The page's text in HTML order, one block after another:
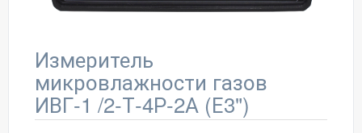
Измеритель
микровлажности газов
ИВГ-1 /2-Т-4Р-2А (Е3")